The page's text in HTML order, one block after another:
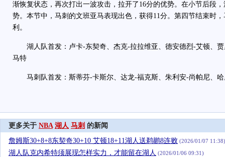
渐恢复状态，再次打出一波攻击，拉开了16分的优势。在小节后段
势。本节中，马刺的文班亚马表现出色，获得11分。第四节结束时
利。
湖人队首发：卢卡-东契奇、杰克-拉拉维亚、德安德烈-艾顿、贾
马特
马刺队首发：斯蒂芬-卡斯尔、达龙-福克斯、朱利安-尚帕尼、哈
更多关于 NBA 湖人 马刺 的新闻
詹姆斯30+8+8东契奇30+10 艾顿18+11湖人送鹈鹕8连败 (2026/01/07 11:38)
湖人队克内希特须展现怎样实力，才能留在湖人 (2026/01/06 09:31)